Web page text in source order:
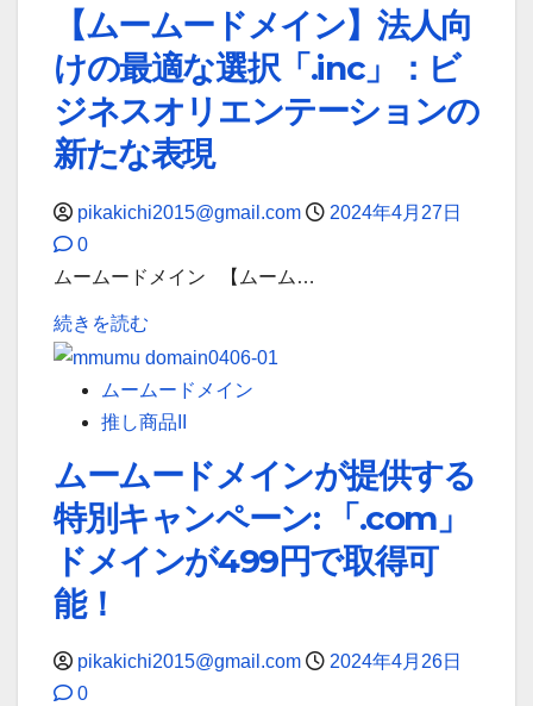
格
で！」
に
つ
い
詳
く
ク
ノ
ロ
ジ
ー
の
最
線
い
て
詳
く
読
む
メ
イ
ン：
デ
ジ
界
最
適
「.online」、
彩
で
個
性
【ムームードメイン】法人向
けの最適な選択「.inc」：ビ
ジネスオリエンテーションの
新たな表現
pikakichi2015@gmail.com
2024年4月27日
0
ムームードメイン 【ムーム…
続きを読む
ー
ム
ー
メ
イ
ン】
法
ムームードメイン
推し商品II
ムームードメインが提供する
特別キャンペーン: 「.com」
ドメインが499円で取得可
能！
pikakichi2015@gmail.com
2024年4月26日
0